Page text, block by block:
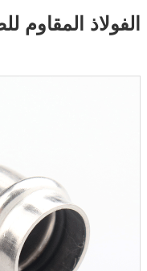
الكوع
الفولاذ المقاوم